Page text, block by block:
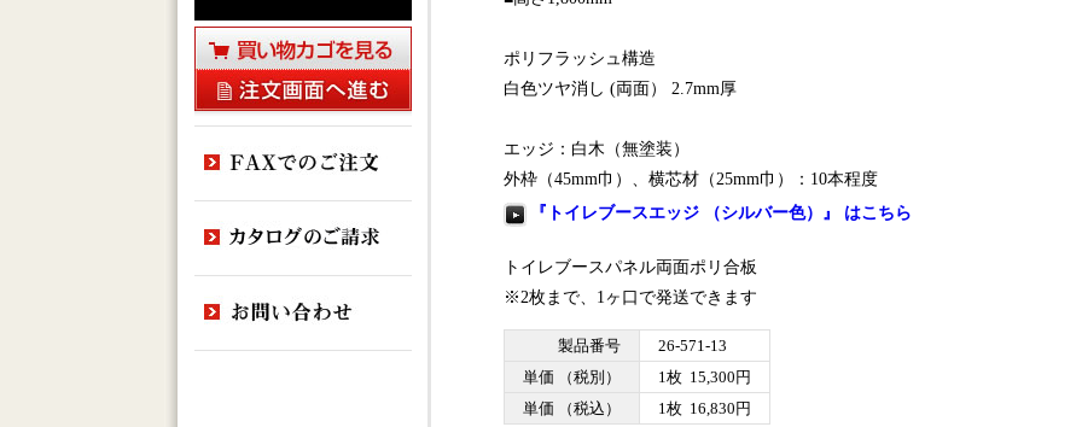
ポリフラッシュ構造
白色ツヤ消し (両面） 2.7mm厚
エッジ：白木（無塗装）
外枠（45mm巾）、横芯材（25mm巾）：10本程度
『トイレブースエッジ （シルバー色）』 はこちら
トイレブースパネル両面ポリ合板
※2枚まで、1ヶ口で発送できます
製品番号
26-571-13
単価 （税別）
1枚 15,300円
単価 （税込）
1枚 16,830円